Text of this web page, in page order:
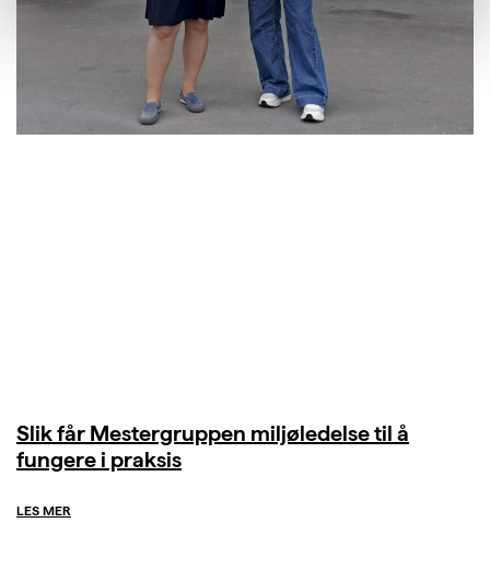
Slik får Mestergruppen miljøledelse til å
fungere i praksis
LES MER